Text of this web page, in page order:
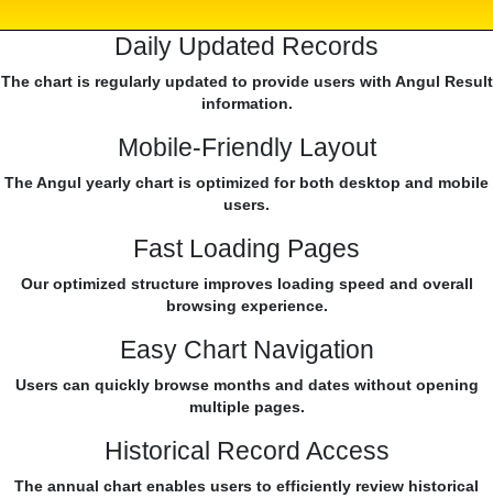
Daily Updated Records
The chart is regularly updated to provide users with Angul Result
information.
Mobile-Friendly Layout
The Angul yearly chart is optimized for both desktop and mobile
users.
Fast Loading Pages
Our optimized structure improves loading speed and overall
browsing experience.
Easy Chart Navigation
Users can quickly browse months and dates without opening
multiple pages.
Historical Record Access
The annual chart enables users to efficiently review historical